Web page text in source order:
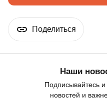
Поделиться
Наши
Подписывайтесь и
новостей и